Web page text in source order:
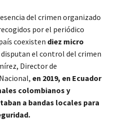
del crimen organizado
por el periódico
coexisten diez micro
disputan el control del crimen
Director de
en 2019, en Ecuador
colombianos y
a bandas locales para